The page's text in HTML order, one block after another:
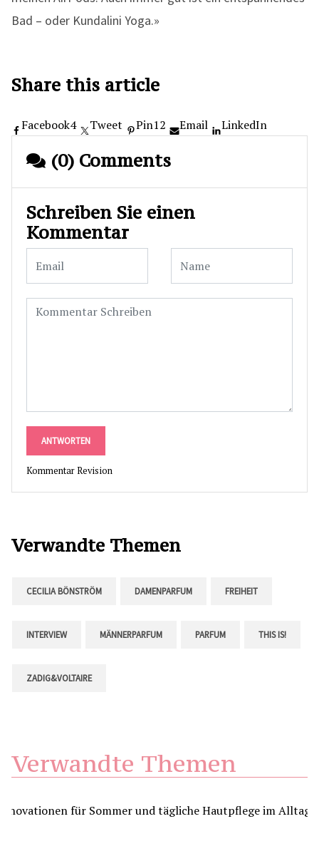
Bad – oder Kundalini Yoga.»
Share this article
Facebook4 Tweet Pin12 Email LinkedIn
(0) Comments
Schreiben Sie einen
Kommentar
ANTWORTEN
Kommentar Revision
Verwandte Themen
CECILIA BÖNSTRÖM DAMENPARFUM FREIHEIT
INTERVIEW MÄNNERPARFUM PARFUM THIS IS!
ZADIG&VOLTAIRE
Verwandte Themen